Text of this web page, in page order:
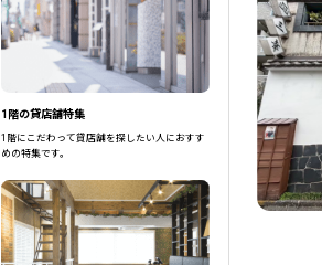
1階の貸店舗特集
1階にこだわって貸店舗を探したい人におすす
めの特集です。